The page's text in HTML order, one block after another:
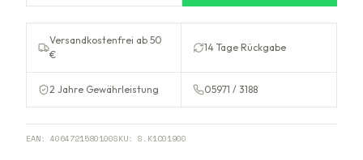
Versandkostenfrei ab 50
€
14 Tage Rückgabe
2 Jahre Gewährleistung 05971 / 3188
EAN: 4064721580100SKU: S.K1C01900